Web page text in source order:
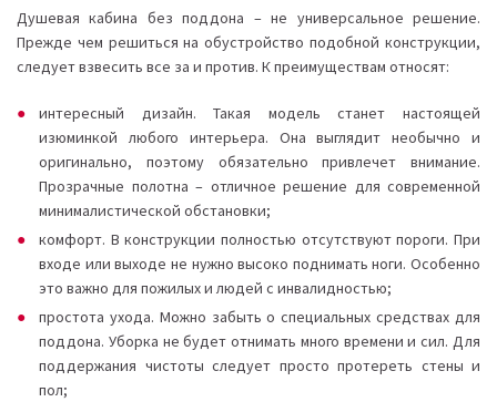
Душевая кабина без поддона – не универсальное решение.
Прежде чем решиться на обустройство подобной конструкции,
следует взвесить все за и против. К преимуществам относят:
интересный дизайн. Такая модель станет настоящей
изюминкой любого интерьера. Она выглядит необычно и
оригинально, поэтому обязательно привлечет внимание.
Прозрачные полотна – отличное решение для современной
минималистической обстановки;
комфорт. В конструкции полностью отсутствуют пороги. При
входе или выходе не нужно высоко поднимать ноги. Особенно
это важно для пожилых и людей с инвалидностью;
простота ухода. Можно забыть о специальных средствах для
поддона. Уборка не будет отнимать много времени и сил. Для
поддержания чистоты следует просто протереть стены и
пол;